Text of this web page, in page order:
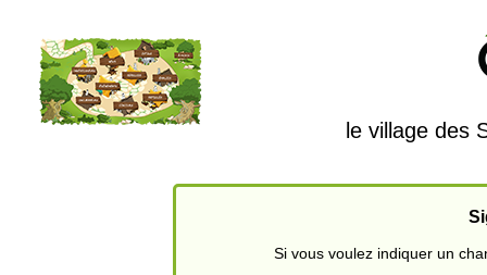
le village des
Si vous voulez indiquer un